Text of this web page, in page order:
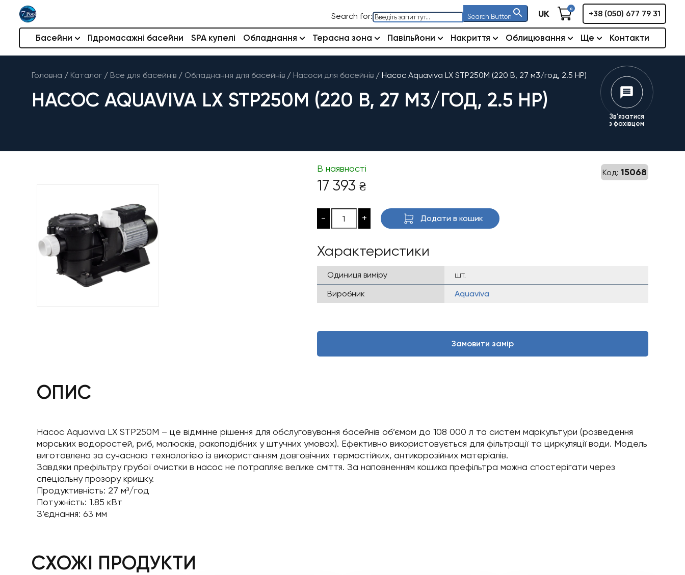
Search for: Search Button UK 0
+38 (050) 677 79 31
Басейни Гідромасажні басейни SPA купелі Обладнання Терасна зона Павільйони Накриття Облицювання Ще Контакти
Головна / Каталог / Все для басейнів / Обладнання для басейнів / Насоси для басейнів / Насос Aquaviva LX STP250M (220 В, 27 м3/год, 2.5 HP)
НАСОС AQUAVIVA LX STP250M (220 В, 27 М3/ГОД, 2.5 HP)
Зв'язатися
з фахівцем
Код: 15068
В наявності
17 393 ₴
- + Додати в кошик
Характеристики
Одиниця виміру
шт.
Виробник
Aquaviva
Замовити замір
ОПИС
Насос Aquaviva LX STP250M – це відмінне рішення для обслуговування басейнів об’ємом до 108 000 л та систем марікультури (розведення
морських водоростей, риб, молюсків, ракоподібних у штучних умовах). Ефективно використовується для фільтрації та циркуляції води. Модель
виготовлена за сучасною технологією із використанням довговічних термостійких, антикорозійних матеріалів.
Завдяки префільтру грубої очистки в насос не потрапляє велике сміття. За наповненням кошика префільтра можна спостерігати через
спеціальну прозору кришку.
Продуктивність: 27 м³/год
Потужність: 1.85 кВт
З’єднання: 63 мм
СХОЖІ ПРОДУКТИ